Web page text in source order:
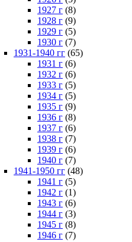
1927 г (8)
1928 г (9)
1929 г (5)
1930 г (7)
1931-1940 гг (65)
1931 г (6)
1932 г (6)
1933 г (5)
1934 г (5)
1935 г (9)
1936 г (8)
1937 г (6)
1938 г (7)
1939 г (6)
1940 г (7)
1941-1950 гг (48)
1941 г (5)
1942 г (1)
1943 г (6)
1944 г (3)
1945 г (8)
1946 г (7)